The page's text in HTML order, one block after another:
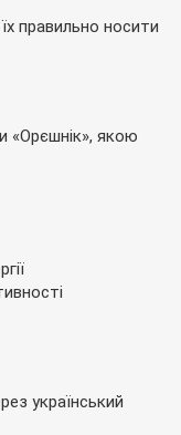
правильно носити
«Орєшнік», якою
український